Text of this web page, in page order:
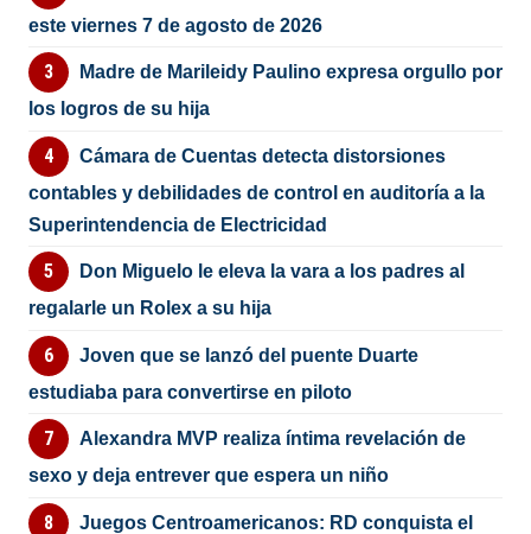
este viernes 7 de agosto de 2026
Madre de Marileidy Paulino expresa orgullo por
los logros de su hija
Cámara de Cuentas detecta distorsiones
contables y debilidades de control en auditoría a la
Superintendencia de Electricidad
Don Miguelo le eleva la vara a los padres al
regalarle un Rolex a su hija
Joven que se lanzó del puente Duarte
estudiaba para convertirse en piloto
Alexandra MVP realiza íntima revelación de
sexo y deja entrever que espera un niño
Juegos Centroamericanos: RD conquista el